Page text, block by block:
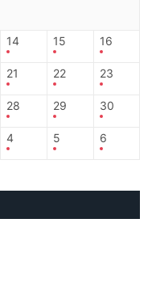
14 15 16
21 22 23
28 29 30
4 5 6